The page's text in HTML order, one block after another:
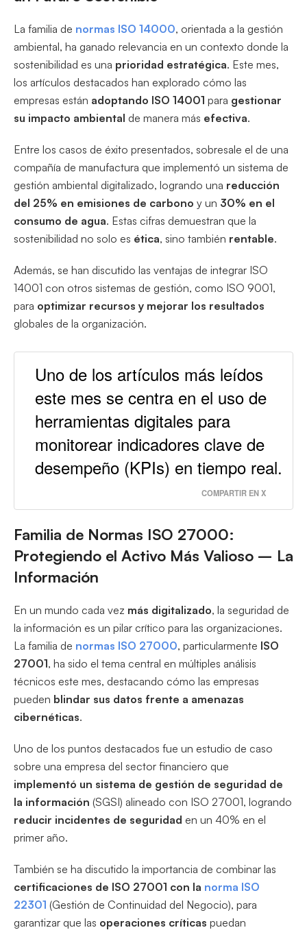
La familia de normas ISO 14000, orientada a la gestión
ambiental, ha ganado relevancia en un contexto donde la
sostenibilidad es una prioridad estratégica. Este mes,
los artículos destacados han explorado cómo las
empresas están adoptando ISO 14001 para gestionar
su impacto ambiental de manera más efectiva.
Entre los casos de éxito presentados, sobresale el de una
compañía de manufactura que implementó un sistema de
gestión ambiental digitalizado, logrando una reducción
del 25% en emisiones de carbono y un 30% en el
consumo de agua. Estas cifras demuestran que la
sostenibilidad no solo es ética, sino también rentable.
Además, se han discutido las ventajas de integrar ISO
14001 con otros sistemas de gestión, como ISO 9001,
para optimizar recursos y mejorar los resultados
globales de la organización.
Uno de los artículos más leídos
este mes se centra en el uso de
herramientas digitales para
monitorear indicadores clave de
desempeño (KPIs) en tiempo real.
COMPARTIR EN X
Familia de Normas ISO 27000:
Protegiendo el Activo Más Valioso – La
Información
En un mundo cada vez más digitalizado, la seguridad de
la información es un pilar crítico para las organizaciones.
La familia de normas ISO 27000, particularmente ISO
27001, ha sido el tema central en múltiples análisis
técnicos este mes, destacando cómo las empresas
pueden blindar sus datos frente a amenazas
cibernéticas.
Uno de los puntos destacados fue un estudio de caso
sobre una empresa del sector financiero que
implementó un sistema de gestión de seguridad de
la información (SGSI) alineado con ISO 27001, logrando
reducir incidentes de seguridad en un 40% en el
primer año.
También se ha discutido la importancia de combinar las
certificaciones de ISO 27001 con la norma ISO
22301 (Gestión de Continuidad del Negocio), para
garantizar que las operaciones críticas puedan